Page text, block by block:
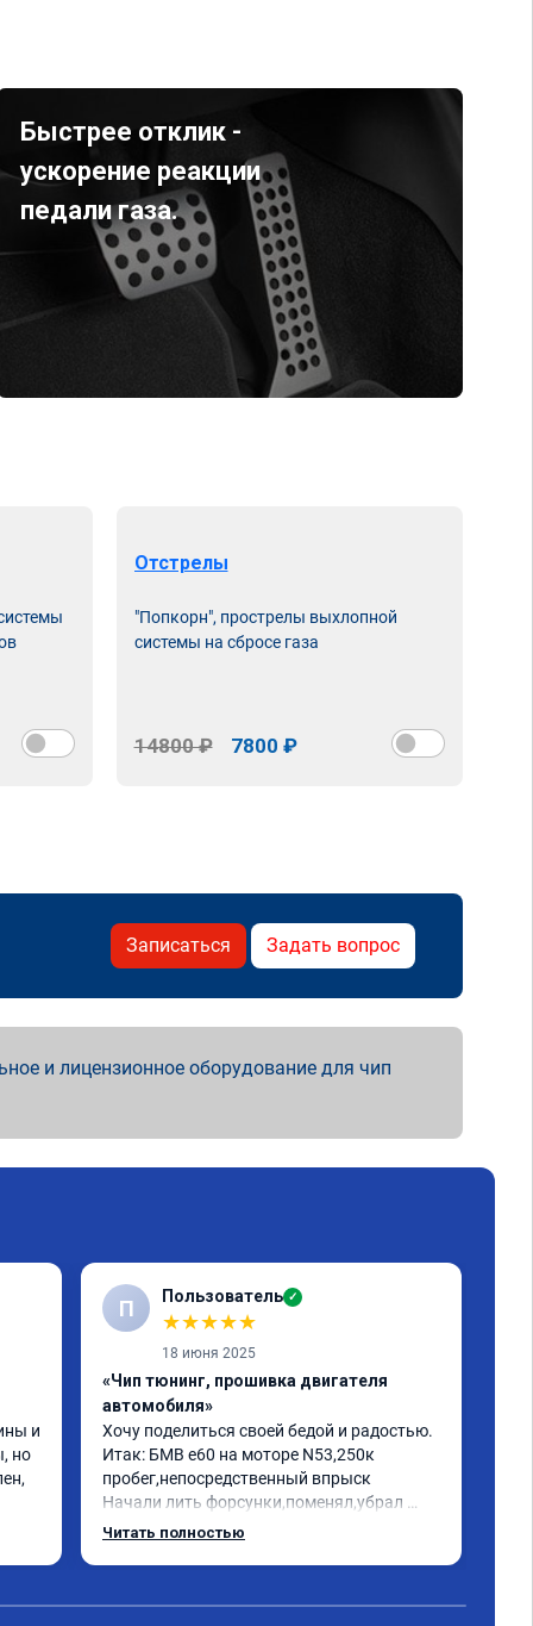
Быстрее отклик -
ускорение реакции
педали газа.
Отстрелы
"Попкорн", прострелы выхлопной
системы на сбросе газа
14800 ₽ 7800 ₽
Записаться Задать вопрос
и лицензионное оборудование для чип
и
но
П Пользователь ✓
★★★★★
18 июня 2025
«Чип тюнинг, прошивка двигателя
автомобиля»
Хочу поделиться своей бедой и радостью.
Итак: БМВ е60 на моторе N53,250к
пробег,непосредственный впрыск
Начали лить форсунки,поменял,убрал
катализаторы,обратился к одному
Читать полностью